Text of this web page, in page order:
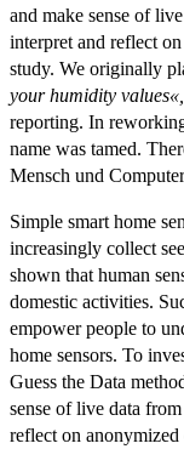
and make sense of
interpret and reflect
study. We originally
your humidity values«,
reporting. In
name was tamed.
Mensch und
Simple smart home
increasingly collect
shown that human
domestic activities.
empower people to
home sensors. To
Guess the Data
sense of live data
reflect on